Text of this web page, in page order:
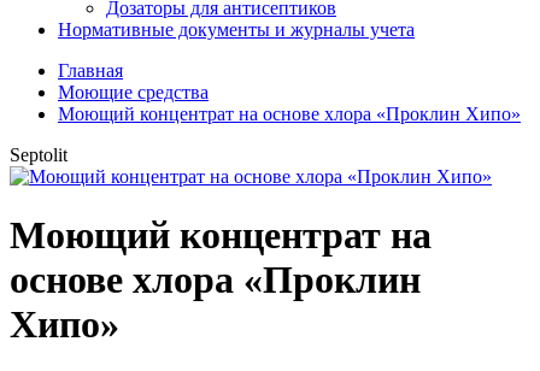
Дозаторы для антисептиков
Нормативные документы и журналы учета
Главная
Моющие средства
Моющий концентрат на основе хлора «Проклин Хипо»
Septolit
Моющий концентрат на
основе хлора «Проклин
Хипо»